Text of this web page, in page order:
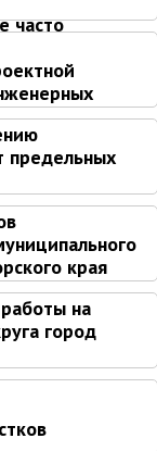
отдел
и
часто
края
на
город